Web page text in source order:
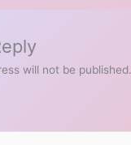
will not be published.